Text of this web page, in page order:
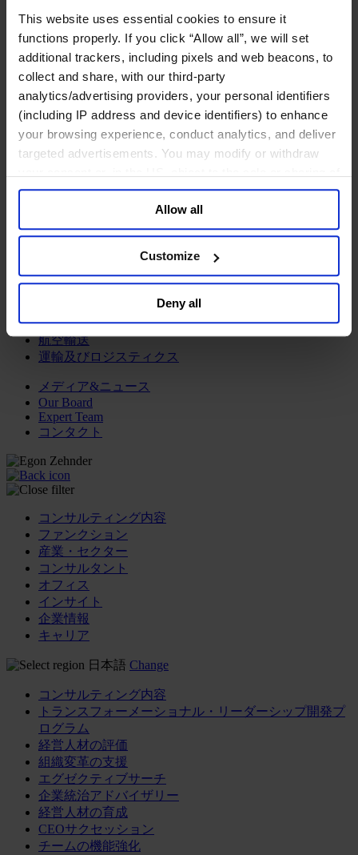
This website uses essential cookies to ensure it
functions properly. If you click “Allow all”, we will set
additional trackers, including pixels and web beacons, to
collect and share, with our third-party
analytics/advertising providers, your personal identifiers
(including IP address and device identifiers) to enhance
your browsing experience, conduct analytics, and deliver
targeted advertisements. You may modify or withdraw
your data for targeted advertising, by clicking “Do Not
Sell or Share My Personal Information” in the footer of
the website. You must opt-out of each device and each
browser. For additional information and retention terms
general collection and use of personal information see
Allow all
Customize
Deny all
金融サービス
アセットマネジメント
インフラ事業
ウェルスマネジメント
デジタル資産、暗号資産、Web3
プライベート・エクイティ
リスクマネジメント
保険
投資銀行及びマーケット
金融テクノロジー（フィンテック）
サービス
ビジネスサービス
プロフェッショナルサービス
ホスピタリティ、旅行・レジャー
不動産
航空輸送
運輸及びロジスティクス
メディア&ニュース
Our Board
Expert Team
コンタクト
コンサルティング内容
ファンクション
産業・セクター
コンサルタント
オフィス
インサイト
企業情報
キャリア
日本語 Change
コンサルティング内容
トランスフォーメーショナル・リーダーシップ開発プ
ログラム
経営人材の評価
組織変革の支援
エグゼクティブサーチ
企業統治アドバイザリー
経営人材の育成
CEOサクセッション
チームの機能強化